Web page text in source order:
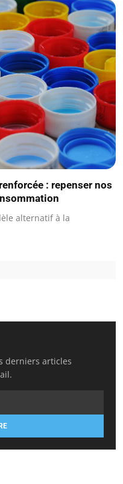
: repenser nos
alternatif à la
derniers articles